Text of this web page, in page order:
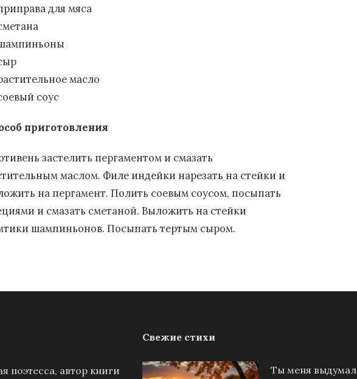
для мяса
масло
соус
приготовления
застелить пергаментом и смазать
маслом. Филе индейки нарезать на стейки и
на пергамент. Полить соевым соусом, посыпать
и смазать сметаной. Выложить на стейки
шампиньонов. Посыпать тертым сыром.
поэтесса, автор книги
Свежие стихи
Ты меня выдумал